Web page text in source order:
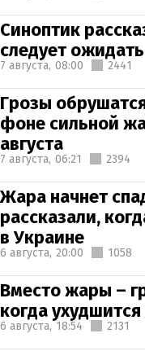
Синоптик
следует
7 августа, 08:00 2441
Грозы
фоне сильной
августа
7 августа, 06:21 2394
Жара начнет
рассказали,
в Украине
6 августа, 20:00 1058
Вместо жары –
когда
6 августа, 18:54 2131